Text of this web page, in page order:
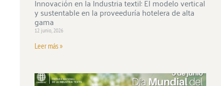
y sustentable en la proveeduría hotelera de alta
gama
12 junio, 2026
Leer más »